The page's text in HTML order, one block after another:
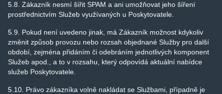
5.8. Zákazník nesmí šířit SPAM a ani umožňovat jeho šíření
prostřednictvím Služeb využívaných u Poskytovatele.
5.9. Pokud není uvedeno jinak, má Zákazník možnost kdykoliv
změnit způsob provozu nebo rozsah objednané Služby pro další
období, zejména přidáním či odebráním jednotlivých komponent
Služeb apod., a to v rozsahu, který odpovídá aktuální nabídce
služeb Poskytovatele.
5.10. Právo zákazníka volně nakládat se Službami, případně je